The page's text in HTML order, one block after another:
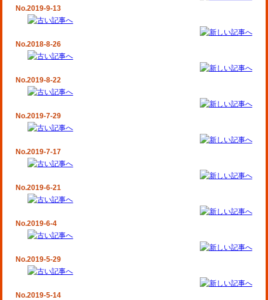
No.2019-9-13
No.2018-8-26
No.2019-8-22
No.2019-7-29
No.2019-7-17
No.2019-6-21
No.2019-6-4
No.2019-5-29
No.2019-5-14